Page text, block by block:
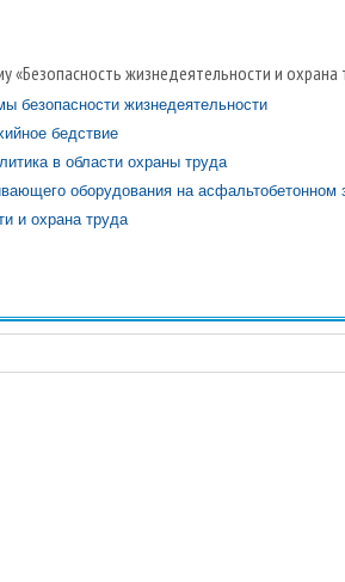
«Безопасность жизнедеятельности и охрана
безопасности жизнедеятельности
бедствие
в области охраны труда
оборудования на асфальтобетонном
и охрана труда